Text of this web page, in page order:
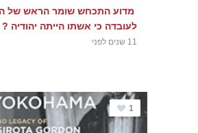
מדוע התכחש שומר הראש של
לעובדה כי אשתו הייתה יהודיה ?
11 שנים לפני
1